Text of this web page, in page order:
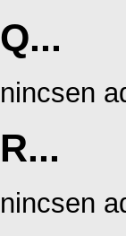
Q...
nincsen
R...
nincsen